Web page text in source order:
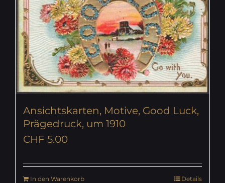
Ansichtskarten, Motive, Good Luck,
Prägedruck, um 1910
CHF 5.00
In den Warenkorb
Details